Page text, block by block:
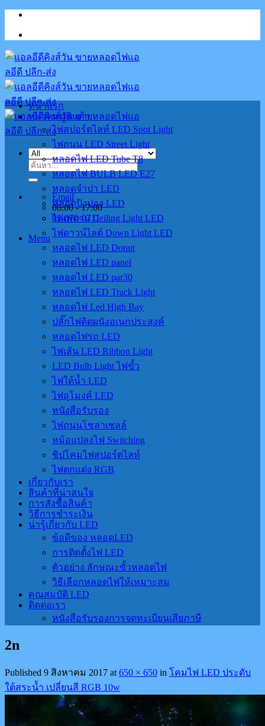
Skip
content
ค้นหา:
Email
08:00 - 17:00
02-070-0711
Menu
หน้าแรก
หมวดหมู่สินค้า
ไฟสปอร์ตไลท์ LED Spot Light
ไฟถนน LED Street Light
หลอดไฟ LED Tube T8
หลอดไฟ BULB LED E27
หลอดจำปา LED
หลอดปิงปอง LED
ไฟเพดาน Ceiling Light LED
ไฟดาวน์ไลต์ Down Light LED
หลอดไฟ LED Donut
หลอดไฟ LED panel
หลอดไฟ LED par30
หลอดไฟ LED Track Light
หลอดไฟ Led High Bay
ปลั๊กไฟติดผนังอเนกประสงค์
หลอดไฟรถ LED
ไฟเส้น LED Ribbon Light
LED Bulb Light ไฟขั้ว
ไฟใต้น้ำ LED
ไฟอุโมงค์ LED
หนังสือรับรอง
ไฟถนนโซล่าเชลล์
หม้อแปลงไฟ Switching
ชิปโคมไฟสปอร์ตไลท์
ไฟตกแต่ง RGB
เกี่ยวกับเรา
สินค้าที่น่าสนใจ
การสั่งซื้อสินค้า
วิธีการชำระเงิน
น่ารู้เกี่ยวกับ LED
ข้อดีของ หลอดLED
การติดตั้งไฟ LED
ตัวอย่าง ลักษณะขั้วหลอดไฟ
วิธีเลือกหลอดไฟให้เหมาะสม
คุณสมบัติ LED
ติดต่อเรา
หนังสือรับรองการจดทะเบียนเสียภาษี
2n
Published 9 สิงหาคม 2017 at 650 × 650 in โคมไฟ LED ประดับ
ใต้สระนํ้า เปลี่ยนสี RGB 10w